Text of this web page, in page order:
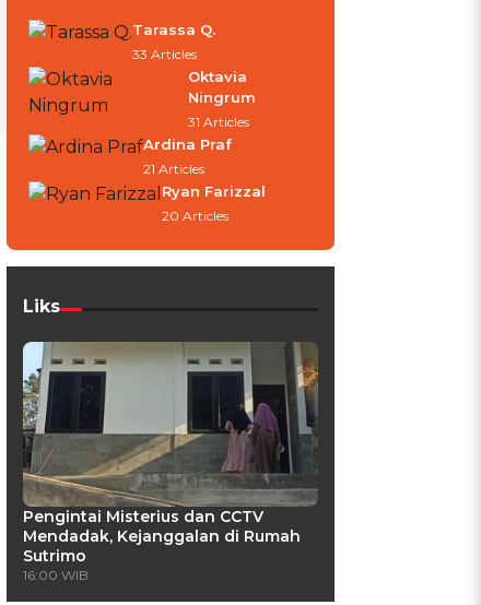
Tarassa Q.
33 Articles
Oktavia
Ningrum
31 Articles
Ardina Praf
21 Articles
Ryan Farizzal
20 Articles
Liks
Pengintai Misterius dan CCTV
Mendadak, Kejanggalan di Rumah
Sutrimo
16:00 WIB